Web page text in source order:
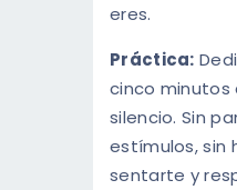
eres.
Práctica:
cinco minutos
silencio. Sin
estímulos, sin
sentarte y